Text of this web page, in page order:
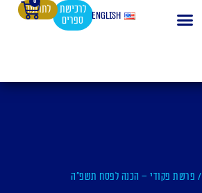
English
לרכישת
ספרים
לתרומה
עגלת
/ פרשת פקודי – הכנה לפסח תשפ"ה